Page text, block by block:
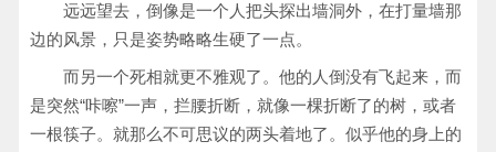
远远望去，倒像是一个人把头探出墙洞外，在打量墙那
边的风景，只是姿势略略生硬了一点。
而另一个死相就更不雅观了。他的人倒没有飞起来，而
是突然“咔嚓”一声，拦腰折断，就像一棵折断了的树，或者
一根筷子。就那么不可思议的两头着地了。似乎他的身上的